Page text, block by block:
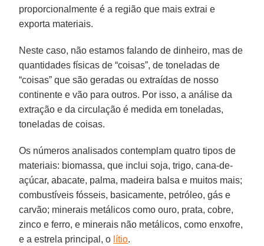
proporcionalmente é a região que mais extrai e
exporta materiais.
Neste caso, não estamos falando de dinheiro, mas de
quantidades físicas de “coisas”, de toneladas de
“coisas” que são geradas ou extraídas de nosso
continente e vão para outros. Por isso, a análise da
extração e da circulação é medida em toneladas,
toneladas de coisas.
Os números analisados contemplam quatro tipos de
materiais: biomassa, que inclui soja, trigo, cana-de-
açúcar, abacate, palma, madeira balsa e muitos mais;
combustíveis fósseis, basicamente, petróleo, gás e
carvão; minerais metálicos como ouro, prata, cobre,
zinco e ferro, e minerais não metálicos, como enxofre,
e a estrela principal, o lítio.